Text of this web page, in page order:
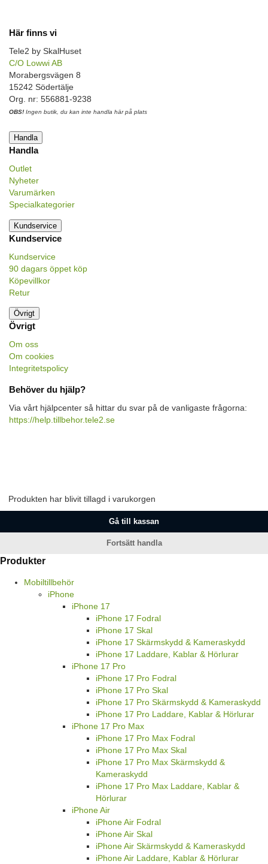
Här finns vi
Tele2 by SkalHuset
C/O Lowwi AB
Morabergsvägen 8
15242 Södertälje
Org. nr: 556881-9238
OBS! Ingen butik, du kan inte handla här på plats
Handla
Handla
Outlet
Nyheter
Varumärken
Specialkategorier
Kundservice
Kundservice
Kundservice
90 dagars öppet köp
Köpevillkor
Retur
Övrigt
Övrigt
Om oss
Om cookies
Integritetspolicy
Behöver du hjälp?
Via vårt hjälpcenter så hittar du svar på de vanligaste frågorna:
https://help.tillbehor.tele2.se
Produkten har blivit tillagd i varukorgen
Gå till kassan
Fortsätt handla
Produkter
Mobiltillbehör
iPhone
iPhone 17
iPhone 17 Fodral
iPhone 17 Skal
iPhone 17 Skärmskydd & Kameraskydd
iPhone 17 Laddare, Kablar & Hörlurar
iPhone 17 Pro
iPhone 17 Pro Fodral
iPhone 17 Pro Skal
iPhone 17 Pro Skärmskydd & Kameraskydd
iPhone 17 Pro Laddare, Kablar & Hörlurar
iPhone 17 Pro Max
iPhone 17 Pro Max Fodral
iPhone 17 Pro Max Skal
iPhone 17 Pro Max Skärmskydd &
Kameraskydd
iPhone 17 Pro Max Laddare, Kablar &
Hörlurar
iPhone Air
iPhone Air Fodral
iPhone Air Skal
iPhone Air Skärmskydd & Kameraskydd
iPhone Air Laddare, Kablar & Hörlurar